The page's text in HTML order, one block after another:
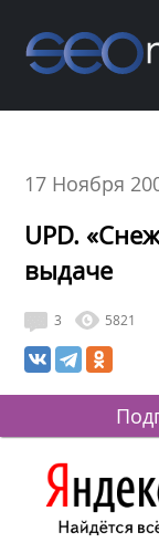
17 Ноября
UPD.
выдаче
3 5821